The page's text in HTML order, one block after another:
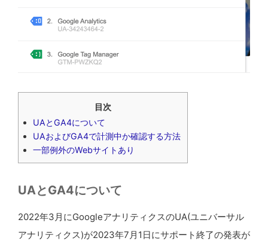
目次
UAとGA4について
UAおよびGA4で計測中か確認する方法
一部例外のWebサイトあり
UAとGA4について
2022年3月にGoogleアナリティクスのUA(ユニバーサル
アナリティクス)が2023年7月1日にサポート終了の発表が